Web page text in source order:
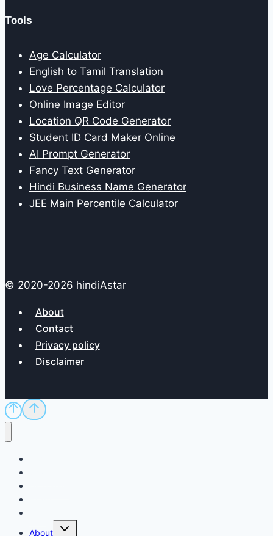
Tools
Age Calculator
English to Tamil Translation
Love Percentage Calculator
Online Image Editor
Location QR Code Generator
Student ID Card Maker Online
AI Prompt Generator
Fancy Text Generator
Hindi Business Name Generator
JEE Main Percentile Calculator
© 2020-2026 hindiAstar
About
Contact
Privacy policy
Disclaimer
About
Toggle